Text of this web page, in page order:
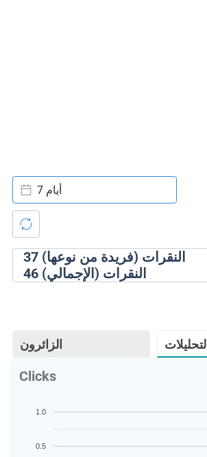
37 النقرات (فريدة من نوعها)
46 النقرات (الإجمالي)
7 أيام
الزائرون التحليلات
Clicks
0.5
1.0